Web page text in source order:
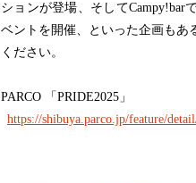
ションが登場、そしてCampy!bar
ベントを開催、といった企画もあ
ください。
PARCO 「PRIDE2025」
https://shibuya.parco.jp/feature/